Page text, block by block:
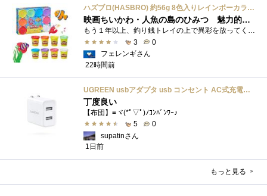
ハズブロ(HASBRO) 約56g 8色入りレインボーカラーのプレイ・ドー、新学期用品、2才以上のプリスクールの子供向け、子供向けのアート&クラフト 粘土 ねんど、こどもの日、子供の日プレゼント
映画ちいかわ・人魚の島のひみつ 魅力的なビラン：セイレーンを造ってみた
3
0
フェレンギさん
22時間前
UGREEN usbアダプタ usb コンセント AC式充電器 3.1A PSE認証済み 折りたたみ式プラグ 2ポート
丁度良い
【布団】≡ヾ(*ﾟ▽ﾟ)ﾉｺﾝﾊﾞﾝﾜｰ♪
5
0
supatinさん
1日前
もっと見る